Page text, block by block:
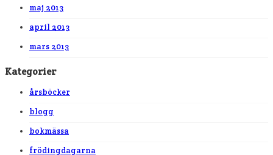
maj 2013
april 2013
mars 2013
Kategorier
årsböcker
blogg
bokmässa
frödingdagarna